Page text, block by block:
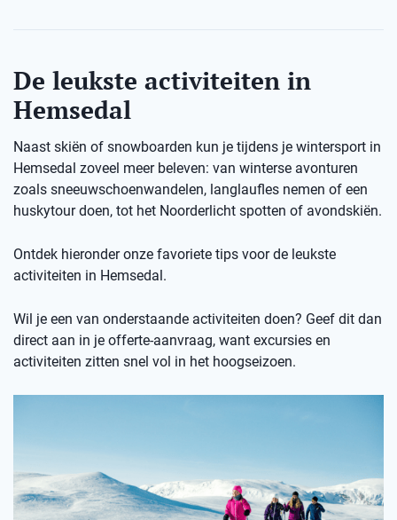
De leukste activiteiten in
Hemsedal
Naast skiën of snowboarden kun je tijdens je wintersport in
Hemsedal zoveel meer beleven: van winterse avonturen
zoals sneeuwschoenwandelen, langlaufles nemen of een
huskytour doen, tot het Noorderlicht spotten of avondskiën.
Ontdek hieronder onze favoriete tips voor de leukste
activiteiten in Hemsedal.
Wil je een van onderstaande activiteiten doen? Geef dit dan
direct aan in je offerte-aanvraag, want excursies en
activiteiten zitten snel vol in het hoogseizoen.